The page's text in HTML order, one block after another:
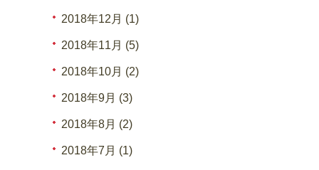
2018年12月 (1)
2018年11月 (5)
2018年10月 (2)
2018年9月 (3)
2018年8月 (2)
2018年7月 (1)